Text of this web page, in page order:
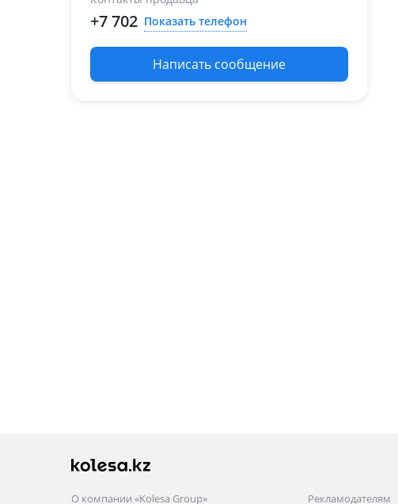
+7 702 Показать телефон
Написать сообщение
О компании «Kolesa Group» Рекламодателям